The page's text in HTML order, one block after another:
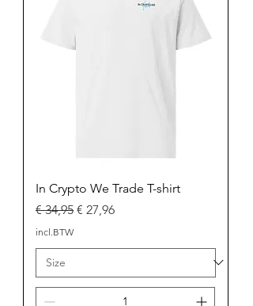
In Crypto We Trade T-shirt
Normale prijs
€ 34,95 Verkoopprijs
€ 27,96
incl.BTW